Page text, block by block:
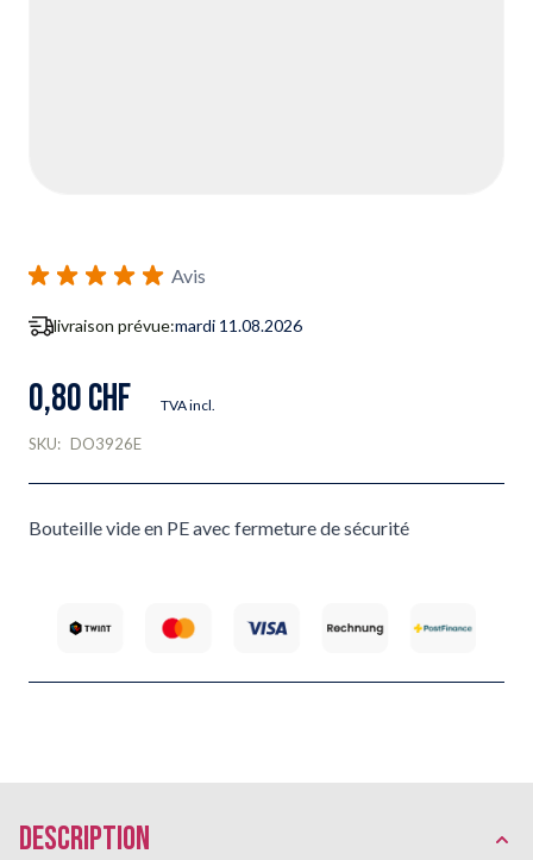
Avis
livraison prévue:mardi 11.08.2026
0,80 CHF TVA incl.
SKU: DO3926E
Bouteille vide en PE avec fermeture de sécurité
Description